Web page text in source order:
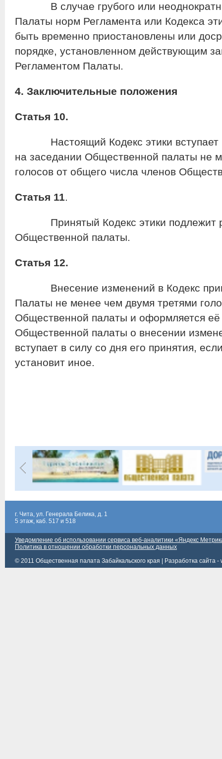
В случае грубого или
Палаты норм Регламента или Кодекса
быть временно приостановлены или
порядке, установленном действующим
Регламентом Палаты.
4. Заключительные положения
Статья 10.
Настоящий Кодекс этики вступает в
на заседании Общественной палаты не
голосов от общего числа членов
Статья 11.
Принятый Кодекс этики подлежит
Общественной палаты.
Статья 12.
Внесение изменений в Кодекс
Палаты не менее чем двумя третями
Общественной палаты и оформляется
Общественной палаты о внесении
вступает в силу со дня его принятия,
установит иное.
г. Чита, ул. Генерала Белика, д. 1
5 этаж, каб. 517 и 518
Уведомление об использовании сервиса веб-аналитики «Яндекс
Политика в отношении обработки персональных данных
© 2011 Общественная палата Забайкальского края |
Разработка сайта -